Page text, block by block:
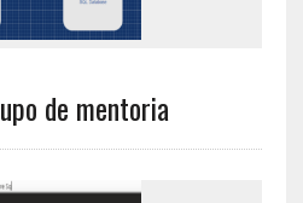
de mentoria